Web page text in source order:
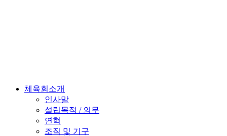
체육회소개
인사말
설립목적 / 의무
연혁
조직 및 기구